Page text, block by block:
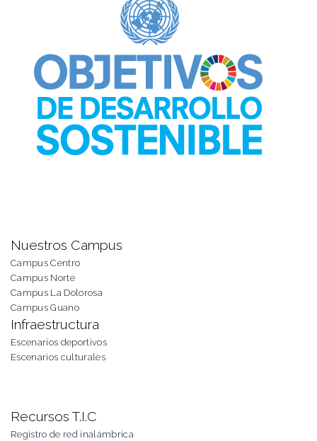
Nuestros Campus
Campus Centro
Campus Norte
Campus La Dolorosa
Campus Guano
Infraestructura
Escenarios deportivos
Escenarios culturales
Recursos T.I.C
Registro de red inalámbrica